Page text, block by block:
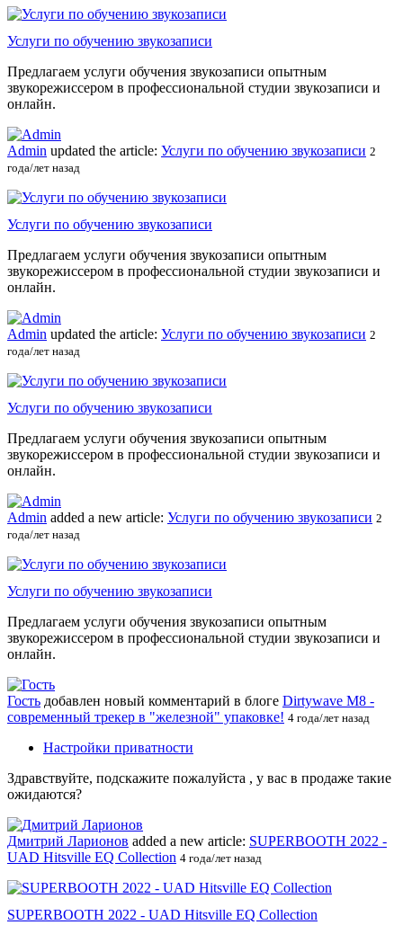
Услуги по обучению звукозаписи
Предлагаем услуги обучения звукозаписи опытным
звукорежиссером в профессиональной студии звукозаписи и
онлайн.
Admin updated the article: Услуги по обучению звукозаписи 2
года/лет назад
Услуги по обучению звукозаписи
Предлагаем услуги обучения звукозаписи опытным
звукорежиссером в профессиональной студии звукозаписи и
онлайн.
Admin updated the article: Услуги по обучению звукозаписи 2
года/лет назад
Услуги по обучению звукозаписи
Предлагаем услуги обучения звукозаписи опытным
звукорежиссером в профессиональной студии звукозаписи и
онлайн.
Admin added a new article: Услуги по обучению звукозаписи 2
года/лет назад
Услуги по обучению звукозаписи
Предлагаем услуги обучения звукозаписи опытным
звукорежиссером в профессиональной студии звукозаписи и
онлайн.
Гость добавлен новый комментарий в блоге Dirtywave M8 -
современный трекер в "железной" упаковке! 4 года/лет назад
Настройки приватности
Здравствуйте, подскажите пожалуйста , у вас в продаже такие
ожидаются?
Дмитрий Ларионов added a new article: SUPERBOOTH 2022 -
UAD Hitsville EQ Collection 4 года/лет назад
SUPERBOOTH 2022 - UAD Hitsville EQ Collection